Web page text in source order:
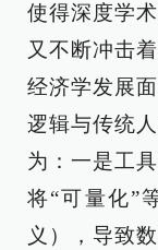
使得深度学
又不断冲击
经济学发展
逻辑与传统
为：一是工
将“可量化”
义），导致